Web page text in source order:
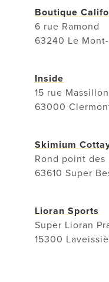
Boutique
6 rue Ramond
63240 Le
Inside
15 rue Massillon
63000
Skimium
Rond point des
63610 Super
Lioran Sports
Super Lioran
15300